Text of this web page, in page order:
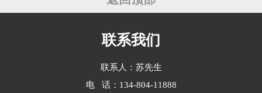
联系我们
联系人：苏先生
电 话：134-804-11888